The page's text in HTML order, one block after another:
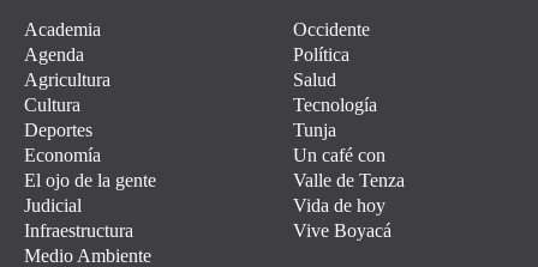
Academia
Agenda
Agricultura
Cultura
Deportes
Economía
El ojo de la gente
Judicial
Infraestructura
Medio Ambiente
Occidente
Política
Salud
Tecnología
Tunja
Un café con
Valle de Tenza
Vida de hoy
Vive Boyacá